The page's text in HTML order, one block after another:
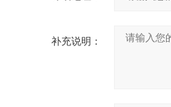
补充说明：